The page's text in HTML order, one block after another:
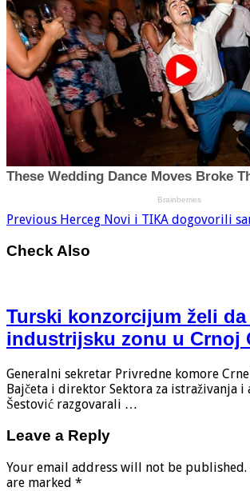
Previous Herceg Novi i TIKA dogovorili
Check Also
Turski konzorcijum želi
industrijsku zonu u Crnoj
Generalni sekretar Privredne komore
Bajčeta i direktor Sektora za istraživanja i
Šestović razgovarali …
Leave a Reply
Your email address will not be published.
are marked *